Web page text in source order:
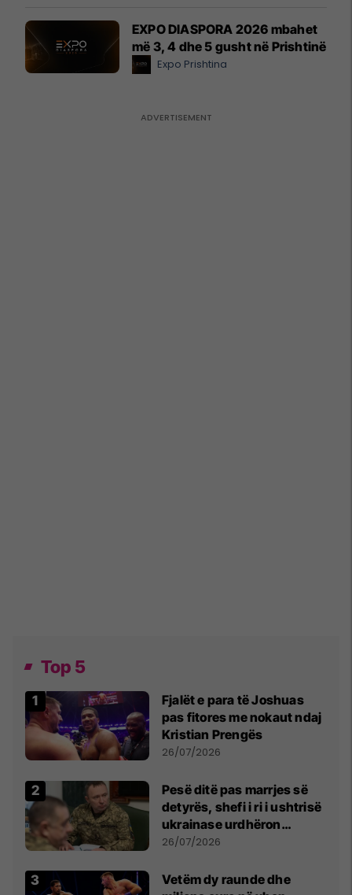
EXPO DIASPORA 2026 mbahet
më 3, 4 dhe 5 gusht në Prishtinë
Expo Prishtina
Top 5
Fjalët e para të Joshuas
pas fitores me nokaut ndaj
Kristian Prengës
26/07/2026
Pesë ditë pas marrjes së
detyrës, shefi i ri i ushtrisë
ukrainase urdhëron
kontroll të madh
26/07/2026
Vetëm dy raunde dhe